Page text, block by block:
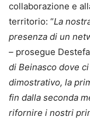
collaborazione e
territorio: “La
presenza di un
– prosegue
di Beinasco dove
dimostrativo, la
fin dalla seconda
rifornire i nostri